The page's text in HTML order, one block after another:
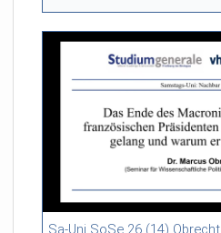
46:53 duration